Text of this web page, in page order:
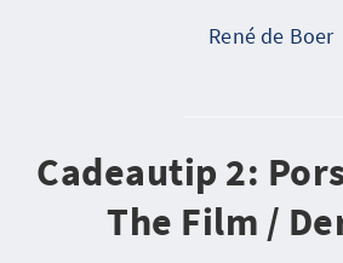
René de Boer
Cadeautip 2:
The Film /